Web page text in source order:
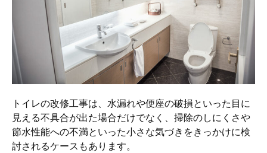
トイレの改修工事は、水漏れや便座の破損といった目に
見える不具合が出た場合だけでなく、掃除のしにくさや
節水性能への不満といった小さな気づきをきっかけに検
討されるケースもあります。